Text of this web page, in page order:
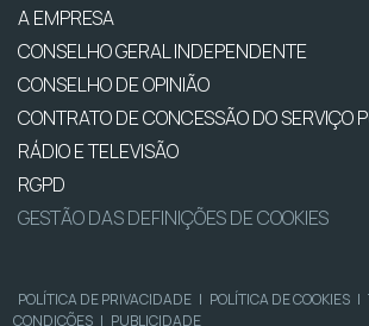
A EMPRESA
CONSELHO GERAL INDEPENDENTE
CONSELHO DE OPINIÃO
CONTRATO DE CONCESSÃO DO SERVIÇO
RÁDIO E TELEVISÃO
RGPD
GESTÃO DAS DEFINIÇÕES DE COOKIES
POLÍTICA DE PRIVACIDADE | POLÍTICA DE COOKIES |
CONDIÇÕES | PUBLICIDADE